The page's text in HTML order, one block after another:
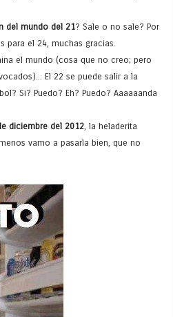
del mundo del 21? Sale o no sale? Por
para el 24, muchas gracias.
el mundo (cosa que no creo; pero
El 22 se puede salir a la
Si? Puedo? Eh? Puedo? Aaaaaanda
diciembre del 2012, la heladerita
vamo a pasarla bien, que no